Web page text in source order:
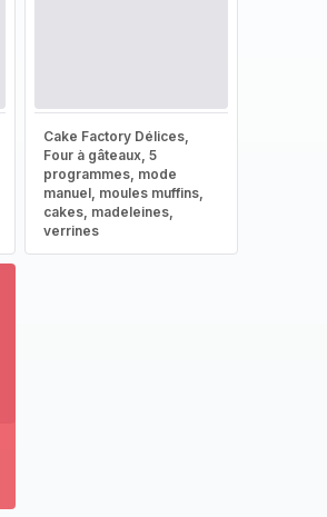
Cake Factory Délices,
Four à gâteaux, 5
programmes, mode
manuel, moules muffins,
cakes, madeleines,
verrines